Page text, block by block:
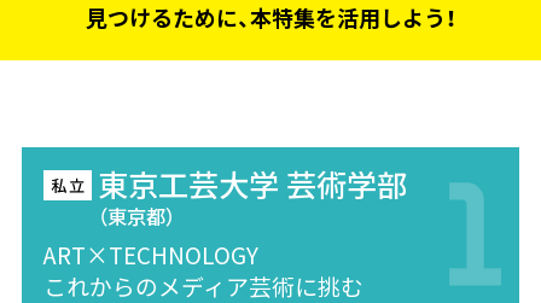
見つけるために、本特集を活用しよう！
東京工芸大学 芸術学部
（東京都）
ART×TECHNOLOGY
これからのメディア芸術に挑む